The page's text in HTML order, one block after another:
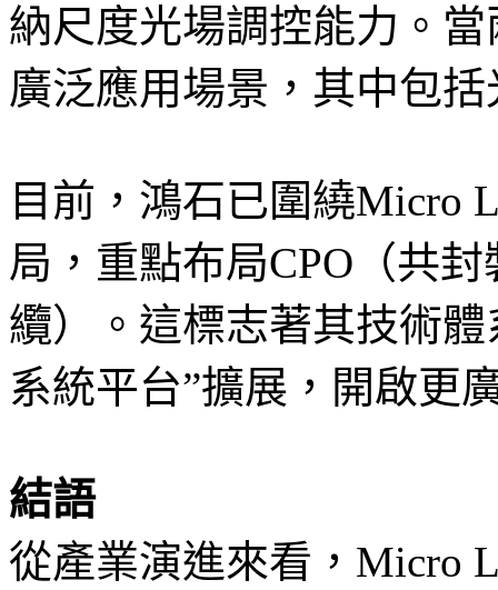
納尺度光場調控能力。
廣泛應用場景，其中包
目前，鴻石已圍繞Micro
局，重點布局CPO（共
纜）。這標志著其技術
系統平台”擴展，開啟更
結語
從產業演進來看，Micro